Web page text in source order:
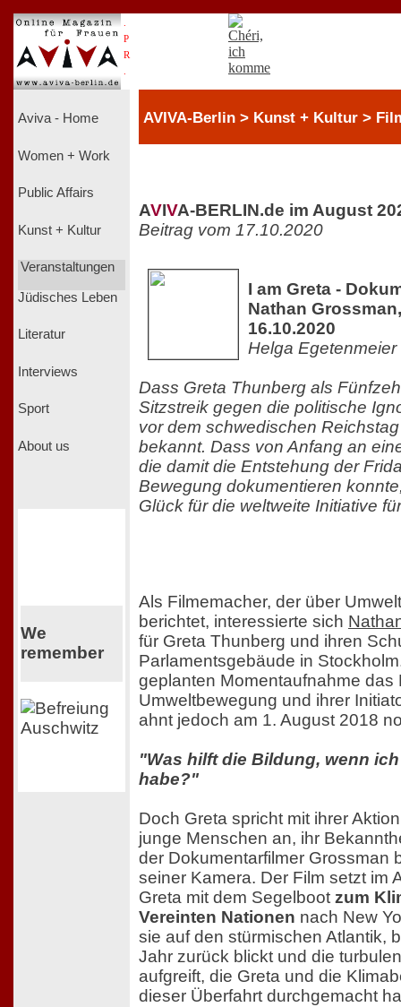
P
R
Aviva - Home
Women + Work
Public Affairs
Kunst + Kultur
Veranstaltungen
Jüdisches Leben
Literatur
Interviews
Sport
About us
We
remember
AVIVA-Berlin > Kunst + Kultur >
AVIVA-BERLIN.de im August
Beitrag vom 17.10.2020
I am Greta -
Nathan
16.10.2020
Helga Egetenmeier
Dass Greta Thunberg als
Sitzstreik gegen die politische
vor dem schwedischen
bekannt. Dass von Anfang an
die damit die Entstehung der
Bewegung dokumentieren
Glück für die weltweite Initiative
Als Filmemacher, der über
berichtet, interessierte sich
für Greta Thunberg und ihren
Parlamentsgebäude in
geplanten Momentaufnahme das
Umweltbewegung und ihrer
ahnt jedoch am 1. August 2018
"Was hilft die Bildung, wenn
habe?"
Doch Greta spricht mit ihrer
junge Menschen an, ihr
der Dokumentarfilmer Grossman
seiner Kamera. Der Film setzt im
Greta mit dem Segelboot zum
Vereinten Nationen nach New
sie auf den stürmischen Atlantik,
Jahr zurück blickt und die
aufgreift, die Greta und die
dieser Überfahrt durchgemacht